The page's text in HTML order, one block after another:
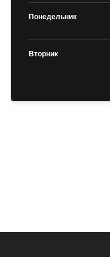
Понедельник
Вторник